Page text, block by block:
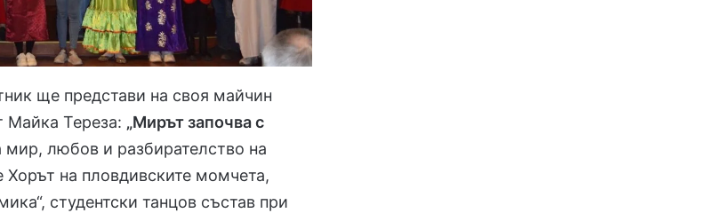
ще представи на своя майчин
Майка Тереза: „Мирът започва с
мир, любов и разбирателство на
Хорът на пловдивските момчета,
студентски танцов състав при